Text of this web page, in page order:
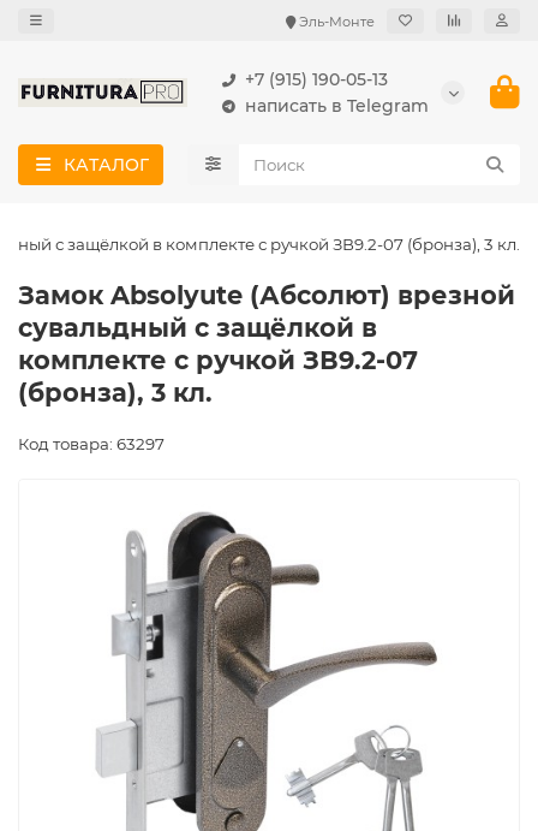
Эль-Монте
+7 (915) 190-05-13
написать в Telegram
КАТАЛОГ
с защёлкой в комплекте с ручкой ЗВ9.2-07 (бронза), 3 кл.
Замок Absolyute (Абсолют) врезной
сувальдный с защёлкой в
комплекте с ручкой ЗВ9.2-07
(бронза), 3 кл.
Код товара: 63297